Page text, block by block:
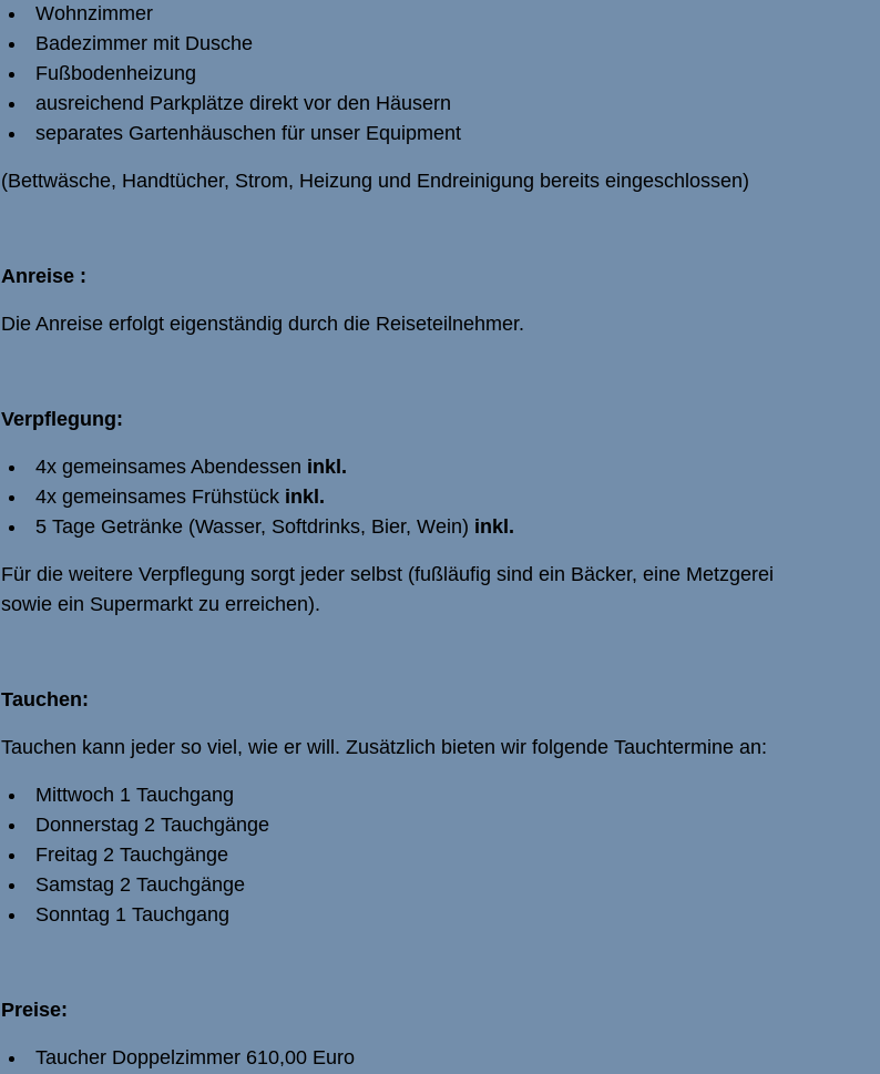
Wohnzimmer
Badezimmer mit Dusche
Fußbodenheizung
ausreichend Parkplätze direkt vor den Häusern
separates Gartenhäuschen für unser Equipment
(Bettwäsche, Handtücher, Strom, Heizung und Endreinigung bereits eingeschlossen)
Anreise :
Die Anreise erfolgt eigenständig durch die Reiseteilnehmer.
Verpflegung:
4x gemeinsames Abendessen inkl.
4x gemeinsames Frühstück inkl.
5 Tage Getränke (Wasser, Softdrinks, Bier, Wein) inkl.
Für die weitere Verpflegung sorgt jeder selbst (fußläufig sind ein Bäcker, eine Metzgerei
sowie ein Supermarkt zu erreichen).
Tauchen:
Tauchen kann jeder so viel, wie er will. Zusätzlich bieten wir folgende Tauchtermine an:
Mittwoch 1 Tauchgang
Donnerstag 2 Tauchgänge
Freitag 2 Tauchgänge
Samstag 2 Tauchgänge
Sonntag 1 Tauchgang
Preise:
Taucher Doppelzimmer 610,00 Euro